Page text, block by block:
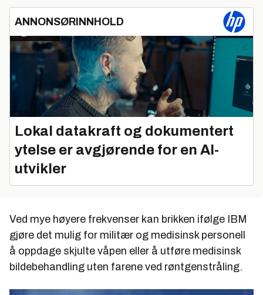
ANNONSØRINNHOLD
Lokal datakraft og dokumentert
ytelse er avgjørende for en AI-
utvikler
Ved mye høyere frekvenser kan brikken ifølge IBM
gjøre det mulig for militær og medisinsk personell
å oppdage skjulte våpen eller å utføre medisinsk
bildebehandling uten farene ved røntgenstråling.